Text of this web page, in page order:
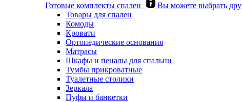
Готовые комплекты спален
Вы можете выбрать
Товары для спален
Комоды
Кровати
Ортопедические основания
Матрасы
Шкафы и пеналы для спальни
Тумбы прикроватные
Туалетные столики
Зеркала
Пуфы и банкетки